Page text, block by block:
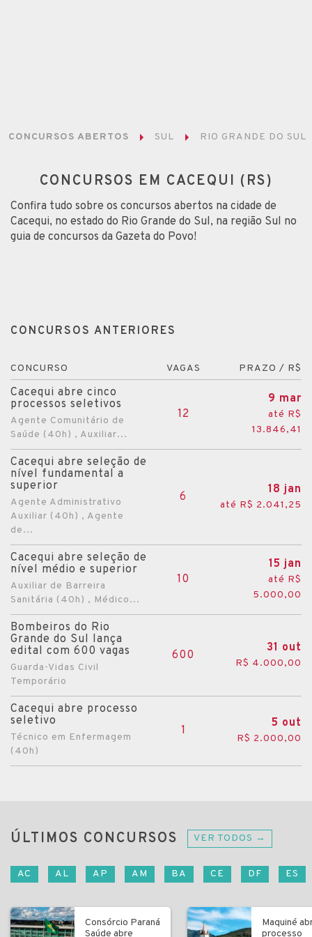
CONCURSOS ABERTOS SUL RIO GRANDE DO SUL
CONCURSOS EM CACEQUI (RS)
Confira tudo sobre os concursos abertos na cidade de
Cacequi, no estado do Rio Grande do Sul, na região Sul no
guia de concursos da Gazeta do Povo!
CONCURSOS ANTERIORES
CONCURSO VAGAS PRAZO / R$
Cacequi abre cinco
processos seletivos
Agente Comunitário de
Saúde (40h) , Auxiliar...
12
9 mar
até R$
13.846,41
Cacequi abre seleção de
nível fundamental a
superior
Agente Administrativo
Auxiliar (40h) , Agente
de...
6
18 jan
até R$ 2.041,25
Cacequi abre seleção de
nível médio e superior
Auxiliar de Barreira
Sanitária (40h) , Médico...
10
15 jan
até R$
5.000,00
Bombeiros do Rio
Grande do Sul lança
edital com 600 vagas
Guarda-Vidas Civil
Temporário
600
31 out
R$ 4.000,00
Cacequi abre processo
seletivo
Técnico em Enfermagem
(40h)
1
5 out
R$ 2.000,00
ÚLTIMOS CONCURSOS VER TODOS →
AC AL AP AM BA CE DF ES
Consórcio Paraná
Saúde abre
Maquiné
processo